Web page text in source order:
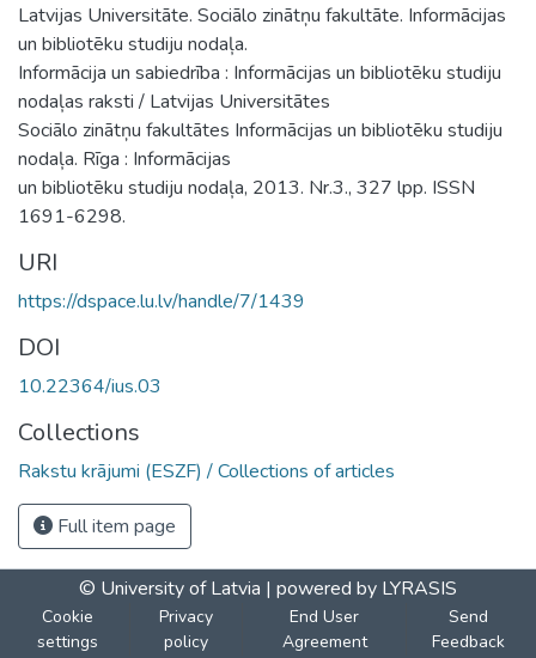
Latvijas Universitāte. Sociālo zinātņu fakultāte. Informācijas
un bibliotēku studiju nodaļa.
Informācija un sabiedrība : Informācijas un bibliotēku studiju
nodaļas raksti / Latvijas Universitātes
Sociālo zinātņu fakultātes Informācijas un bibliotēku studiju
nodaļa. Rīga : Informācijas
un bibliotēku studiju nodaļa, 2013. Nr.3., 327 lpp. ISSN
1691-6298.
URI
https://dspace.lu.lv/handle/7/1439
DOI
10.22364/ius.03
Collections
Rakstu krājumi (ESZF) / Collections of articles
Full item page
© University of Latvia | powered by LYRASIS
Cookie
settings
Privacy
policy
End User
Agreement
Send
Feedback